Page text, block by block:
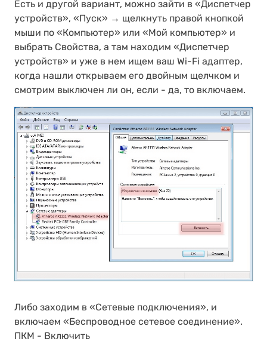
Есть и другой вариант, можно зайти в «Диспетчер
устройств», «Пуск» → щелкнуть правой кнопкой
мыши по «Компьютер» или «Мой компьютер» и
выбрать Свойства, а там находим «Диспетчер
устройств» и уже в нем ищем ваш Wi-Fi адаптер,
когда нашли открываем его двойным щелчком и
смотрим выключен ли он, если - да, то включаем.
Либо заходим в «Сетевые подключения», и
включаем «Беспроводное сетевое соединение».
ПКМ - Включить